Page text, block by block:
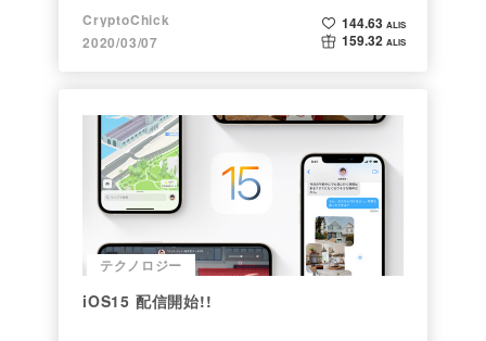
CryptoChick
2020/03/07
144.63 ALIS
159.32 ALIS
テクノロジー
iOS15 配信開始!!